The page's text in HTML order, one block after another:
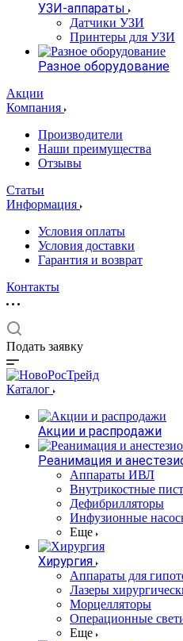
УЗИ-аппараты
Датчики УЗИ
Принтеры для УЗИ
Разное оборудование
Акции
Компания
Производители
Наши преимущества
Отзывы
Статьи
Информация
Условия оплаты
Условия доставки
Гарантия и возврат
Контакты
Подать заявку
Каталог
Акции и распродажи
Реанимация и
Аппараты ИВЛ
Внутрикостные
Дефибрилляторы
Инфузионные
Еще
Хирургия
Аппараты для
Лазеры
Морцелляторы
Операционные
Еще